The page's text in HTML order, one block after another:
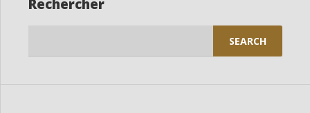
Rechercher